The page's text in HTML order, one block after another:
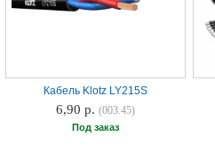
Кабель Klotz LY215S
6,90 р.(003.45)
Под заказ